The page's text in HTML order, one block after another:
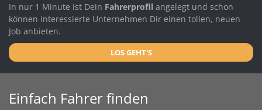
In nur 1 Minute ist Dein Fahrerprofil angelegt und schon
können interessierte Unternehmen Dir einen tollen, neuen
Job anbieten.
LOS GEHT'S
Einfach Fahrer finden